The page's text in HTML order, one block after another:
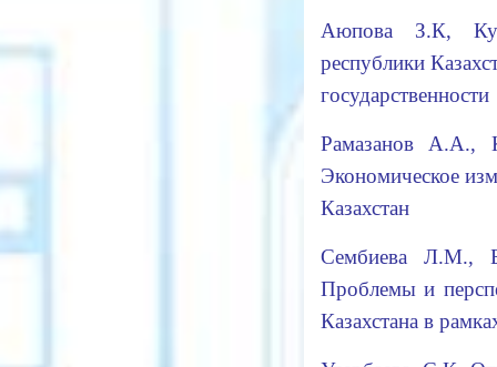
Аюпова З.К,
республики
Рамазанов А.А.,
Экономическое
Казахстан
Сембиева Л.М.,
Проблемы и
Казахстана в